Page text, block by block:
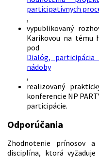
participatívnych
,
vypublikovaný
Karikovou na tému
pod
Dialóg,
nádoby
,
realizovaný
konferencie NP
participácie.
Odporúčania
Zhodnotenie prínosov
disciplína, ktorá